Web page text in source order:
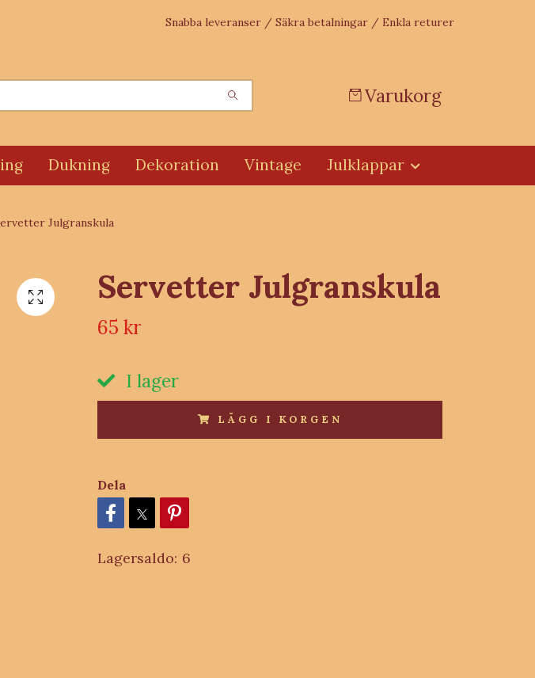
Snabba leveranser / Säkra betalningar / Enkla returer
Varukorg
Dukning Dekoration Vintage Julklappar
Julgranskula
Servetter Julgranskula
65 kr
I lager
LÄGG I KORGEN
Dela
Lagersaldo: 6